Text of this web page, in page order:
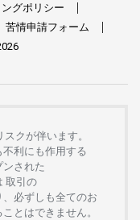
グポリシー
苦情申請フォーム
スクが伴います。
不利にも作用する
さ れた
取引の
必ずしも全てのお
ことはできません。